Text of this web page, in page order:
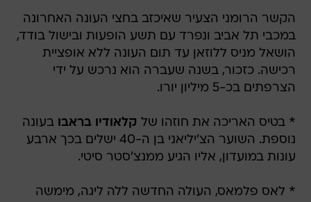
הקשר הרומני הצעיר שאיכזב בחצי העונה האחרונה
במכבי תל אביב ונפרד עם תשע הופעות ובישול בודד,
הושאל מניס ללוזאן עד תום העונה ללא אופציית
רכישה. כזכור, בשנה שעברה הוא נרכש על ידי
הצרפתים בכ-5 מיליון יורו.
* בטיס האריכה את חוזהו של קלאודיו בראבו בעונה
נוספת. השוער הצ'יליאני בן ה-40 ישלים בכך ארבע
עונות במועדון, אליו הגיע ממנצ'סטר סיטי.
* לאס פלמאס, העולה החדשה ללה ליגה, מימשה